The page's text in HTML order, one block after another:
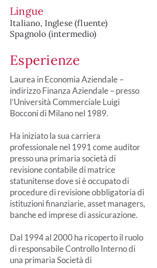
Lingue
Italiano, Inglese (fluente)
Spagnolo (intermedio)
Esperienze
Laurea in Economia Aziendale –
indirizzo Finanza Aziendale – presso
l’Università Commerciale Luigi
Bocconi di Milano nel 1989.
Ha iniziato la sua carriera
professionale nel 1991 come auditor
presso una primaria società di
revisione contabile di matrice
statunitense dove si è occupato di
procedure di revisione obbligatoria di
istituzioni finanziarie, asset managers,
banche ed imprese di assicurazione.
Dal 1994 al 2000 ha ricoperto il ruolo
di responsabile Controllo Interno di
una primaria Società di